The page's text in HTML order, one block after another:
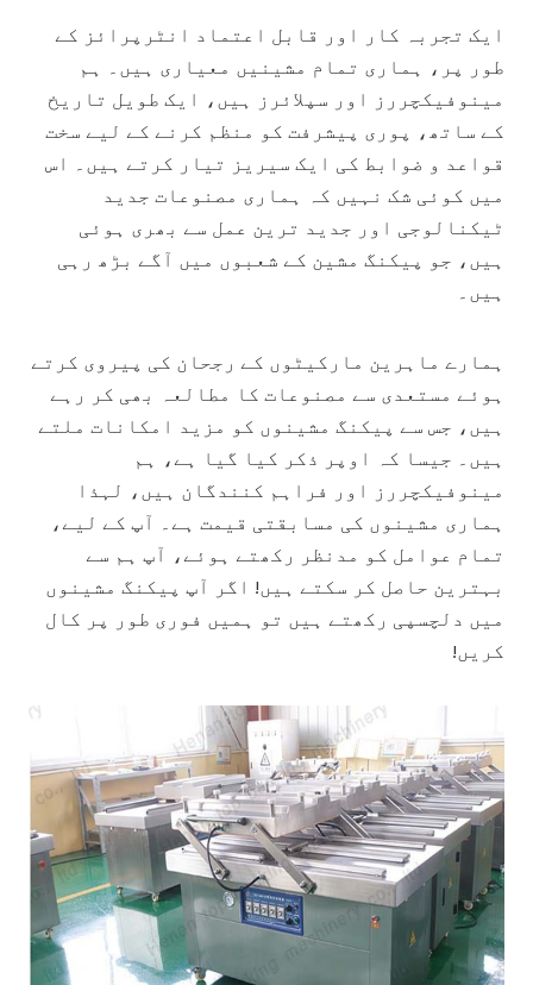
ایک تجربہ کار اور قابل اعتماد انٹرپرائز کے
طور پر، ہماری تمام مشینیں معیاری ہیں۔ ہم
مینوفیکچررز اور سپلائرز ہیں، ایک طویل تاریخ
کے ساتھ، پوری پیشرفت کو منظم کرنے کے لیے سخت
قواعد و ضوابط کی ایک سیریز تیار کرتے ہیں۔ اس
میں کوئی شک نہیں کہ ہماری مصنوعات جدید
ٹیکنالوجی اور جدید ترین عمل سے بھری ہوئی
ہیں، جو پیکنگ مشین کے شعبوں میں آگے بڑھ رہی
ہیں۔
ہمارے ماہرین مارکیٹوں کے رجحان کی پیروی کرتے
ہوئے مستعدی سے مصنوعات کا مطالعہ بھی کر رہے
ہیں، جس سے پیکنگ مشینوں کو مزید امکانات ملتے
ہیں۔ جیسا کہ اوپر ذکر کیا گیا ہے، ہم
مینوفیکچررز اور فراہم کنندگان ہیں، لہذا
ہماری مشینوں کی مسابقتی قیمت ہے۔ آپ کے لیے،
تمام عوامل کو مدنظر رکھتے ہوئے، آپ ہم سے
بہترین حاصل کر سکتے ہیں! اگر آپ پیکنگ مشینوں
میں دلچسپی رکھتے ہیں تو ہمیں فوری طور پر کال
کریں!